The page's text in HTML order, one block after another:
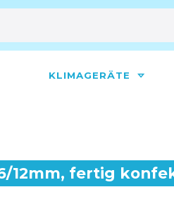
KLIMAGERÄTE
12mm, fertig